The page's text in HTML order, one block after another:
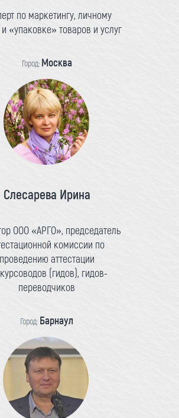
по маркетингу, личному
«упаковке» товаров и услуг
Город: Москва
Слесарева Ирина
ООО «АРГО», председатель
комиссии по
проведению аттестации
(гидов), гидов-
переводчиков
Город: Барнаул